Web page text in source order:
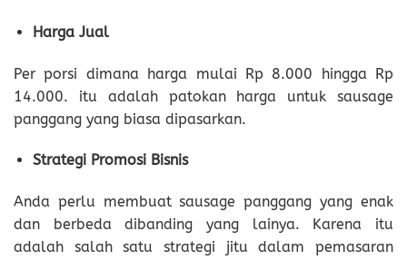
Harga Jual
Per porsi dimana harga mulai Rp 8.000 hingga Rp
14.000. itu adalah patokan harga untuk sausage
panggang yang biasa dipasarkan.
Strategi Promosi Bisnis
Anda perlu membuat sausage panggang yang enak
dan berbeda dibanding yang lainya. Karena itu
adalah salah satu strategi jitu dalam pemasaran